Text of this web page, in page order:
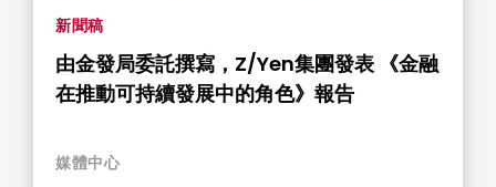
新聞稿
由金發局委託撰寫，Z/Yen集團發表 《金融
在推動可持續發展中的角色》報告
媒體中心